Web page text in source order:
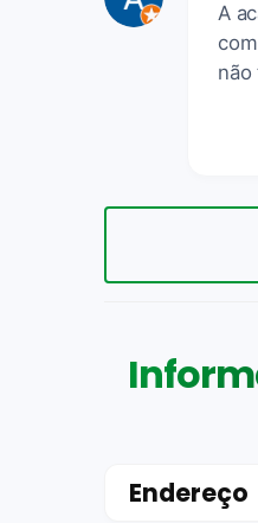
A
não
Endereço